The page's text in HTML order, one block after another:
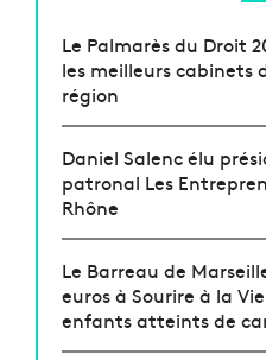
Le Palmarès du Droit
les meilleurs cabinets
région
Daniel Salenc élu
patronal Les
Rhône
Le Barreau de
euros à Sourire à la
enfants atteints de